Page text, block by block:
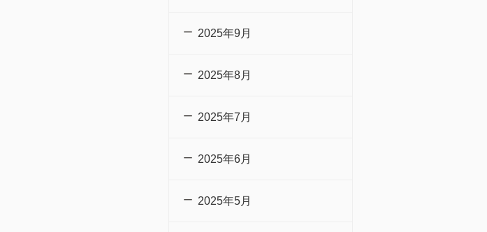
2025年9月
2025年8月
2025年7月
2025年6月
2025年5月